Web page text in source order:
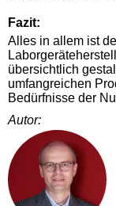
Fazit:
Alles in allem ist
übersichtlich
umfangreichen
Bedürfnisse der
Autor: